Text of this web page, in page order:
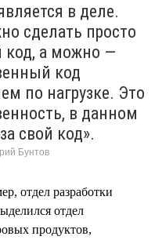
в деле.
сделать просто
код, а можно —
код
по нагрузке. Это
в данном
свой код».
Бунтов
отдел разработки
отдел
продуктов,